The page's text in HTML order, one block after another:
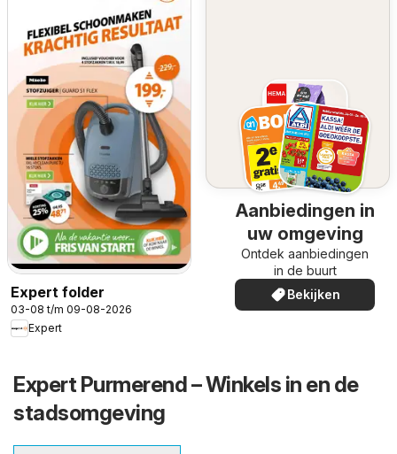
Expert folder
03-08 t/m 09-08-2026
Expert
Aanbiedingen in
uw omgeving
Ontdek aanbiedingen
in de buurt
Bekijken
Expert Purmerend – Winkels in en de
stadsomgeving